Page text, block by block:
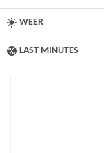
WEER
LAST MINUTES